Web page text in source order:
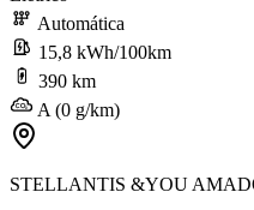
Automática
15,8 kWh/100km
390 km
A (0 g/km)
STELLANTIS &YOU